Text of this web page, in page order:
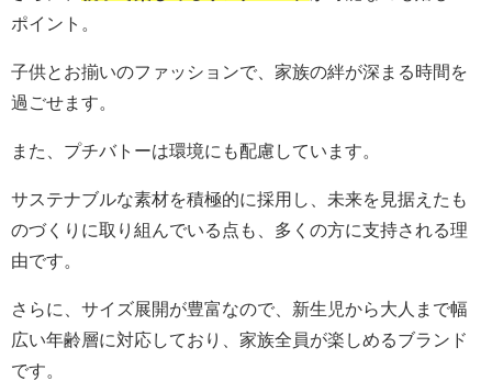
ポイント。
子供とお揃いのファッションで、家族の絆が深まる時間を
過ごせます。
また、プチバトーは環境にも配慮しています。
サステナブルな素材を積極的に採用し、未来を見据えたも
のづくりに取り組んでいる点も、多くの方に支持される理
由です。
さらに、サイズ展開が豊富なので、新生児から大人まで幅
広い年齢層に対応しており、家族全員が楽しめるブランド
です。